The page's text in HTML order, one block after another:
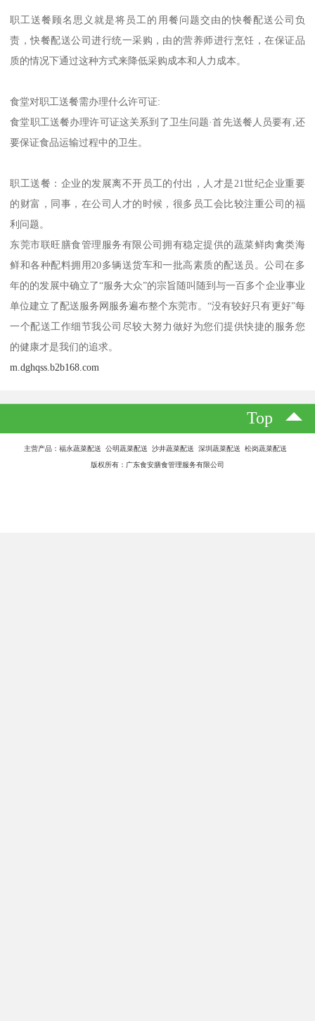
职工送餐顾名思义就是将员工的用餐问题交由的快餐配送公司负
责，快餐配送公司进行统一采购，由的营养师进行烹饪，在保证品
质的情况下通过这种方式来降低采购成本和人力成本。
食堂对职工送餐需办理什么许可证:
食堂职工送餐办理许可证这关系到了卫生问题·首先送餐人员要有,还
要保证食品运输过程中的卫生。
职工送餐：企业的发展离不开员工的付出，人才是21世纪企业重要
的财富，同事，在公司人才的时候，很多员工会比较注重公司的福
利问题。
东莞市联旺膳食管理服务有限公司拥有稳定提供的蔬菜鲜肉禽类海
鲜和各种配料拥用20多辆送货车和一批高素质的配送员。公司在多
年的的发展中确立了“服务大众”的宗旨随叫随到与一百多个企业事业
单位建立了配送服务网服务遍布整个东莞市。“没有较好只有更好”每
一个配送工作细节我公司尽较大努力做好为您们提供快捷的服务您
的健康才是我们的追求。
m.dghqss.b2b168.com
Top
主营产品：福永蔬菜配送 公明蔬菜配送 沙井蔬菜配送 深圳蔬菜配送 松岗蔬菜配送
版权所有：广东食安膳食管理服务有限公司